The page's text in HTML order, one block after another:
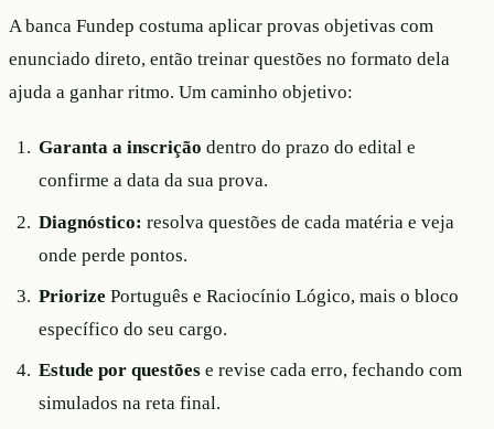
A banca Fundep costuma aplicar provas objetivas com
enunciado direto, então treinar questões no formato dela
ajuda a ganhar ritmo. Um caminho objetivo:
Garanta a inscrição dentro do prazo do edital e
confirme a data da sua prova.
Diagnóstico: resolva questões de cada matéria e veja
onde perde pontos.
Priorize Português e Raciocínio Lógico, mais o bloco
específico do seu cargo.
Estude por questões e revise cada erro, fechando com
simulados na reta final.